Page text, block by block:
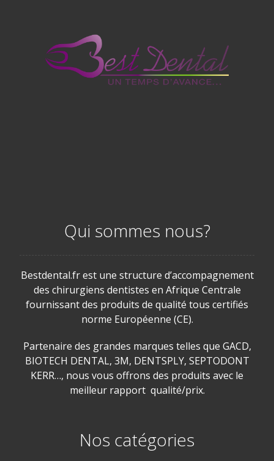
Qui sommes nous?
Bestdental.fr est une structure d’accompagnement
des chirurgiens dentistes en Afrique Centrale
fournissant des produits de qualité tous certifiés
norme Européenne (CE).
Partenaire des grandes marques telles que GACD,
BIOTECH DENTAL, 3M, DENTSPLY, SEPTODONT
KERR…, nous vous offrons des produits avec le
meilleur rapport qualité/prix.
Nos catégories